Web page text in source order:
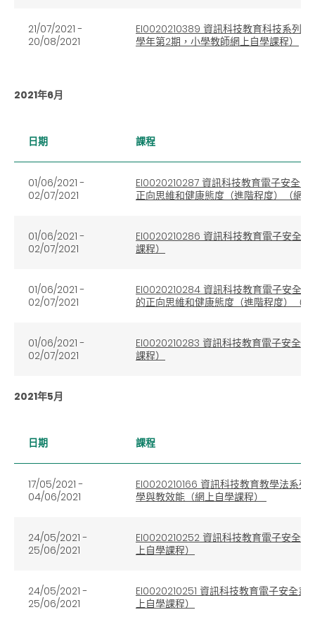
21/07/2021 -
20/08/2021
EI0020210389 資訊科技教育科技系列
學年第2期，小學教師網上自學課程）
2021年6月
日期 課程
01/06/2021-
02/07/2021
EI0020210287 資訊科技教育電子安全
正向思維和健康態度（進階程度）（網
01/06/2021-
02/07/2021
EI0020210286 資訊科技教育電子安全
課程）
01/06/2021 -
02/07/2021
EI0020210284 資訊科技教育電子安全
的正向思維和健康態度（進階程度）（
01/06/2021 -
02/07/2021
EI0020210283 資訊科技教育電子安全
課程）
2021年5月
日期 課程
17/05/2021 -
04/06/2021
EI0020210166 資訊科技教育教學法系
學與教效能（網上自學課程）
24/05/2021-
25/06/2021
EI0020210252 資訊科技教育電子安全
上自學課程）
24/05/2021-
25/06/2021
EI0020210251 資訊科技教育電子安全
上自學課程）